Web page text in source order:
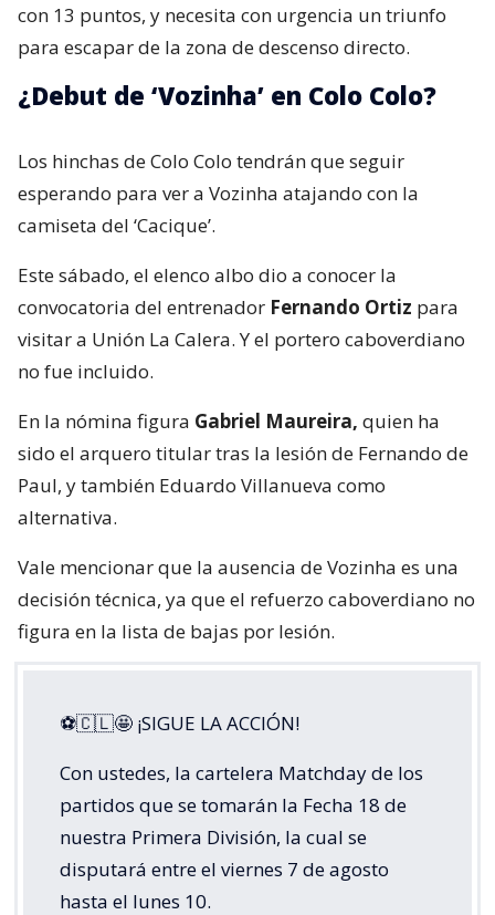
con 13 puntos, y necesita con urgencia un triunfo
para escapar de la zona de descenso directo.
¿Debut de ‘Vozinha’ en Colo Colo?
Los hinchas de Colo Colo tendrán que seguir
esperando para ver a Vozinha atajando con la
camiseta del ‘Cacique’.
Este sábado, el elenco albo dio a conocer la
convocatoria del entrenador Fernando Ortiz para
visitar a Unión La Calera. Y el portero caboverdiano
no fue incluido.
En la nómina figura Gabriel Maureira, quien ha
sido el arquero titular tras la lesión de Fernando de
Paul, y también Eduardo Villanueva como
alternativa.
Vale mencionar que la ausencia de Vozinha es una
decisión técnica, ya que el refuerzo caboverdiano no
figura en la lista de bajas por lesión.
⚽🇨🇱🤩 ¡SIGUE LA ACCIÓN!
Con ustedes, la cartelera Matchday de los
partidos que se tomarán la Fecha 18 de
nuestra Primera División, la cual se
disputará entre el viernes 7 de agosto
hasta el lunes 10.